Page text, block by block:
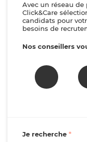
Avec un réseau
Click&Care
candidats pour
besoins de
Nos conseillers
Je recherche